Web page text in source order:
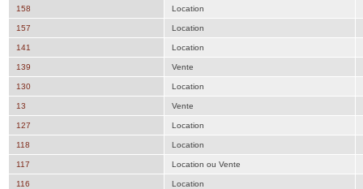
158 Location
157 Location
141 Location
139 Vente
130 Location
13 Vente
127 Location
118 Location
117 Location ou Vente
116 Location